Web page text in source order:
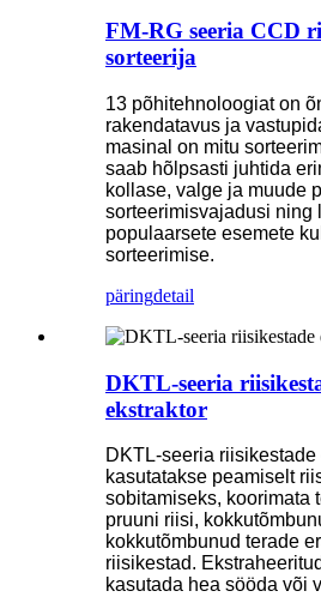
FM-RG seeria CCD
sorteerija
13 põhitehnoloogiat on
rakendatavus ja
masinal on mitu
saab hõlpsasti juhtida
kollase, valge ja muude
sorteerimisvajadusi ning
populaarsete esemete
sorteerimise.
päringdetail
DKTL-seeria
ekstraktor
DKTL-seeria
kasutatakse peamiselt
sobitamiseks, koorimata
pruuni riisi,
kokkutõmbunud terade
riisikestad.
kasutada hea sööda või